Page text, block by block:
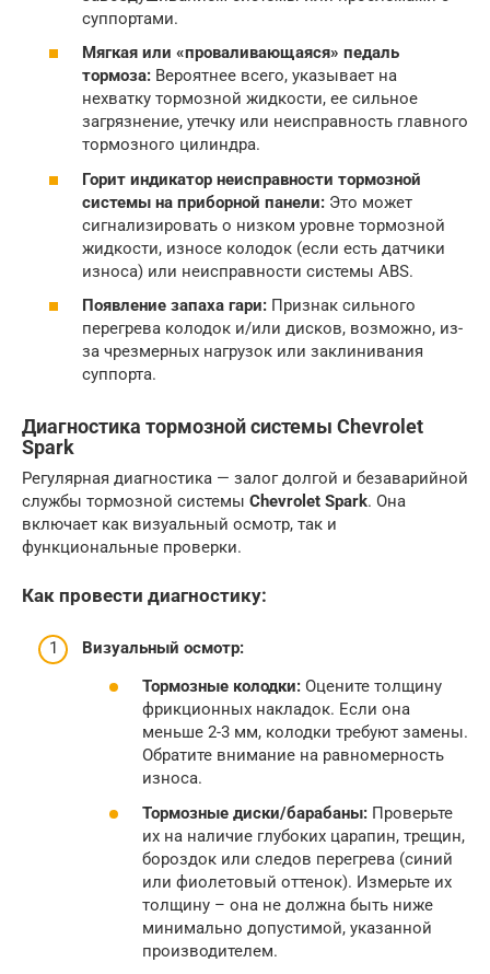
суппортами.
Мягкая или «проваливающаяся» педаль
тормоза: Вероятнее всего, указывает на
нехватку тормозной жидкости, ее сильное
загрязнение, утечку или неисправность главного
тормозного цилиндра.
Горит индикатор неисправности тормозной
системы на приборной панели: Это может
сигнализировать о низком уровне тормозной
жидкости, износе колодок (если есть датчики
износа) или неисправности системы ABS.
Появление запаха гари: Признак сильного
перегрева колодок и/или дисков, возможно, из-
за чрезмерных нагрузок или заклинивания
суппорта.
Диагностика тормозной системы Chevrolet
Spark
Регулярная диагностика — залог долгой и безаварийной
службы тормозной системы Chevrolet Spark. Она
включает как визуальный осмотр, так и
функциональные проверки.
Как провести диагностику:
Визуальный осмотр:
Тормозные колодки: Оцените толщину
фрикционных накладок. Если она
меньше 2-3 мм, колодки требуют замены.
Обратите внимание на равномерность
износа.
Тормозные диски/барабаны: Проверьте
их на наличие глубоких царапин, трещин,
бороздок или следов перегрева (синий
или фиолетовый оттенок). Измерьте их
толщину – она не должна быть ниже
минимально допустимой, указанной
производителем.